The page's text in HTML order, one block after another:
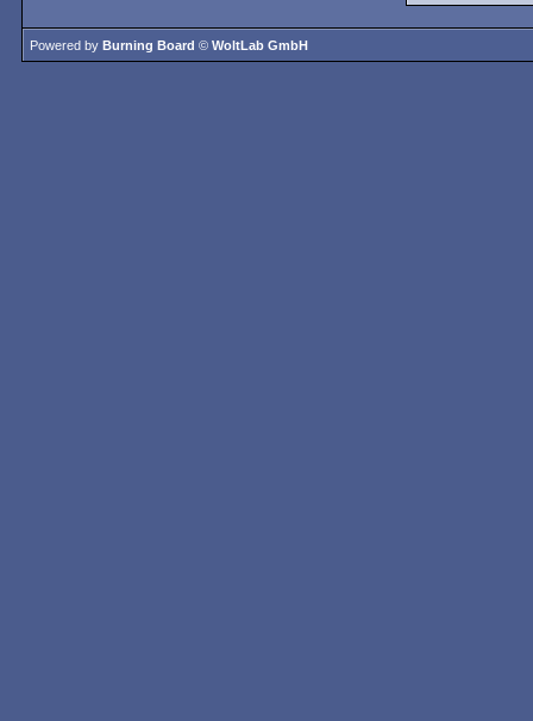
Powered by Burning Board © WoltLab GmbH